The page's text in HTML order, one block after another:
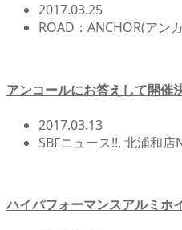
2017.03.25
ROAD：ANCHOR(アン
アンコールにお答えして開催
2017.03.13
SBFニュース!!, 北浦和店
ハイパフォーマンスアルミホ